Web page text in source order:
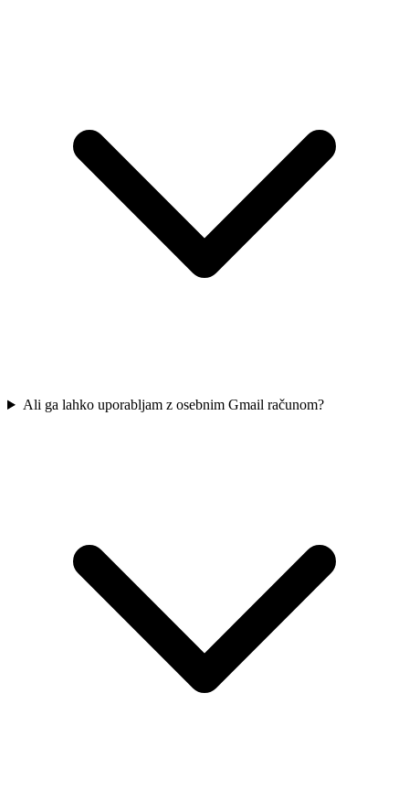
Ali ga lahko uporabljam z osebnim Gmail računom?